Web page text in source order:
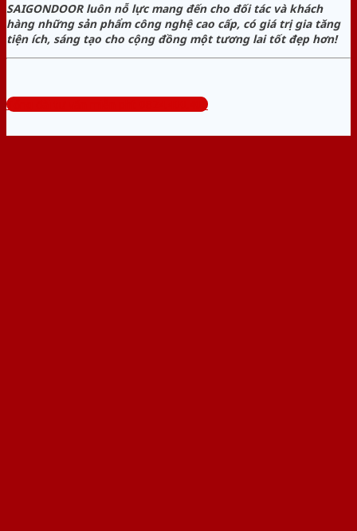
SAIGONDOOR luôn nỗ lực mang đến cho đối tác và khách
hàng những sản phẩm công nghệ cao cấp, có giá trị gia tăng
tiện ích, sáng tạo cho cộng đồng một tương lai tốt đẹp hơn!
Tổng đài tư vấn miễn phí: 0824.400.400